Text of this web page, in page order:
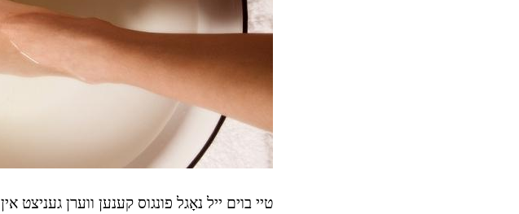
טיי בוים ייל נאָגל פונגוס קענען ווערן